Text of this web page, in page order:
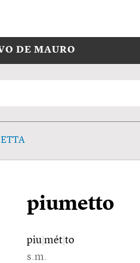
DE MAURO
piumetto
piu mét to
s.m.